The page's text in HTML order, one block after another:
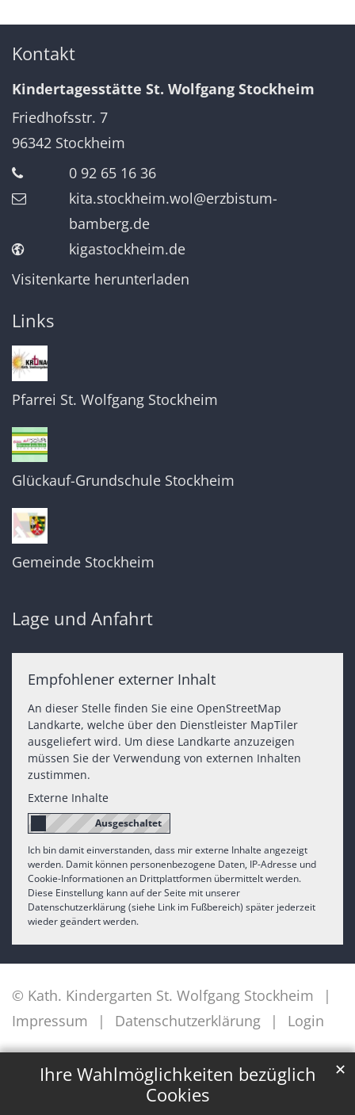
Ihre Wahlmöglichkeiten bezüglich
Cookies
✕
Kontakt
Kindertagesstätte St. Wolfgang Stockheim
Friedhofsstr. 7
96342 Stockheim
0 92 65 16 36
kita.stockheim.wol@erzbistum-
bamberg.de
kigastockheim.de
Visitenkarte herunterladen
Links
Pfarrei St. Wolfgang Stockheim
Glückauf-Grundschule Stockheim
Gemeinde Stockheim
Lage und Anfahrt
Empfohlener externer Inhalt
An dieser Stelle finden Sie eine OpenStreetMap
Landkarte, welche über den Dienstleister MapTiler
ausgeliefert wird. Um diese Landkarte anzuzeigen
müssen Sie der Verwendung von externen Inhalten
zustimmen.
Externe Inhalte
Ich bin damit einverstanden, dass mir externe Inhalte angezeigt
werden. Damit können personenbezogene Daten, IP-Adresse und
Cookie-Informationen an Drittplattformen übermittelt werden.
Diese Einstellung kann auf der Seite mit unserer
Datenschutzerklärung (siehe Link im Fußbereich) später jederzeit
wieder geändert werden.
© Kath. Kindergarten St. Wolfgang Stockheim
Impressum
Datenschutzerklärung Login